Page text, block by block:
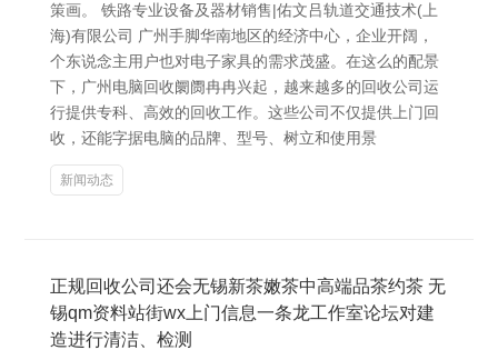
策画。 铁路专业设备及器材销售|佑文吕轨道交通技术(上
海)有限公司 广州手脚华南地区的经济中心，企业开阔，
个东说念主用户也对电子家具的需求茂盛。在这么的配景
下，广州电脑回收阛阓冉冉兴起，越来越多的回收公司运
行提供专科、高效的回收工作。这些公司不仅提供上门回
收，还能字据电脑的品牌、型号、树立和使用景
新闻动态
正规回收公司还会无锡新茶嫩茶中高端品茶约茶 无
锡qm资料站街wx上门信息一条龙工作室论坛对建
造进行清洁、检测